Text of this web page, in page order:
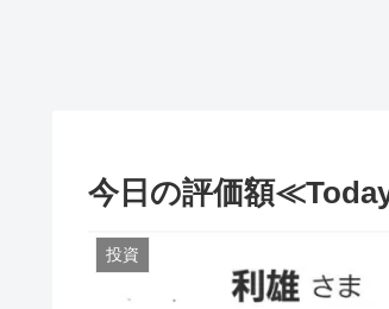
今日の評価額
投資